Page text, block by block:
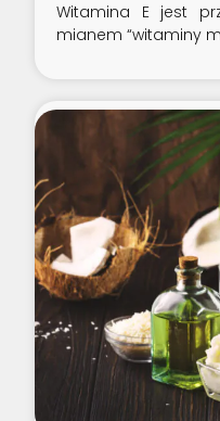
Witamina E jest
mianem “witaminy